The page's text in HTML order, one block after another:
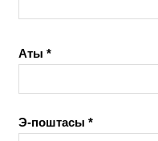
Аты *
Э-поштасы *